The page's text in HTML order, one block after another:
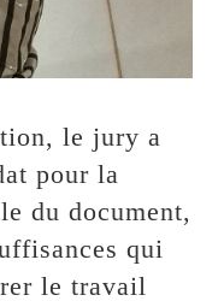
le jury a
pour la
du document,
qui
le travail